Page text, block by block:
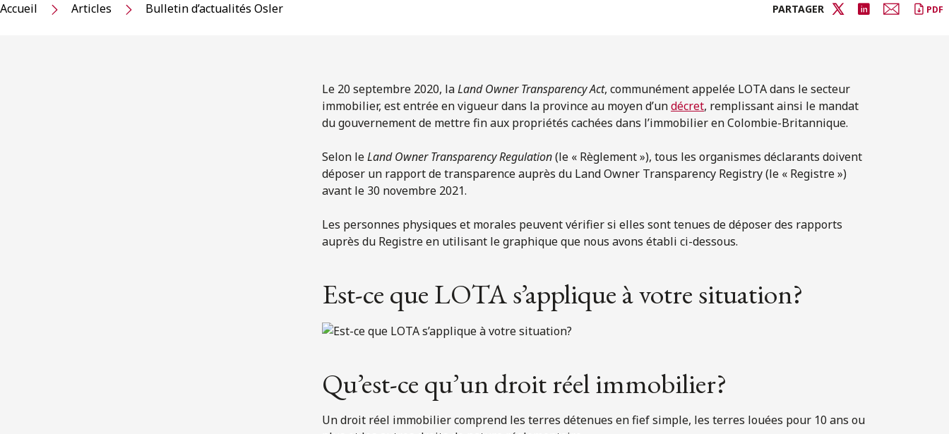
Accueil Articles Bulletin d’actualités Osler PARTAGER PDF
Le 20 septembre 2020, laLand Owner Transparency Act, communément appelée LOTA dans le secteur
immobilier, est entrée en vigueur dans la province au moyen d’undécret, remplissant ainsi le mandat
du gouvernement de mettre fin aux propriétés cachées dans l’immobilier en Colombie-Britannique.
Selon leLand Owner Transparency Regulation(le « Règlement »), tous les organismes déclarants doivent
déposer un rapport de transparence auprès du Land Owner Transparency Registry (le « Registre »)
avant le 30 novembre 2021.
Les personnes physiques et morales peuvent vérifier si elles sont tenues de déposer des rapports
auprès du Registre en utilisant le graphique que nous avons établi ci-dessous.
Est-ce que LOTA s’applique à votre situation?
Qu’est-ce qu’un droit réel immobilier?
Un droit réel immobilier comprend les terres détenues en fief simple, les terres louées pour 10 ans ou